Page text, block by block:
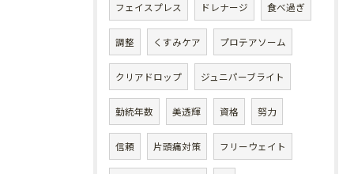
フェイスプレス ドレナージ 食べ過ぎ
調整 くすみケア プロテアソーム
クリアドロップ ジュニパーブライト
勤続年数 美透輝 資格 努力
信頼 片頭痛対策 フリーウェイト